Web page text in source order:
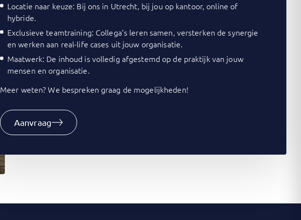
Locatie naar keuze: Bij ons in Utrecht, bij jou op kantoor, online of
hybride.
Exclusieve teamtraining: Collega’s leren samen, versterken de synergie
en werken aan real-life cases uit jouw organisatie.
Maatwerk: De inhoud is volledig afgestemd op de praktijk van jouw
mensen en organisatie.
Meer weten? We bespreken graag de mogelijkheden!
Aanvraag